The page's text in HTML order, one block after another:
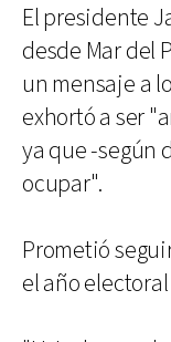
El presidente
desde Mar del
un mensaje a
exhortó a ser
ya que -según
ocupar".
Prometió
el año